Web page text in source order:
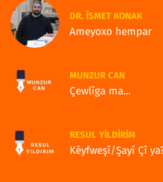
DR. ÎSMET KONAK
Ameyoxo hempar
MUNZUR CAN
Çewlîga ma...
RESUL YILDIRIM
Kêyfweşî/Şayî Çî